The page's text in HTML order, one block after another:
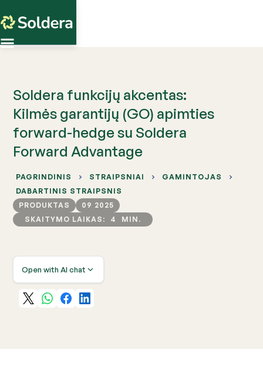
PAGRINDINIS STRAIPSNIAI
GAMINTOJAS
DABARTINIS STRAIPSNIS
PRODUKTAS
09 2025
SKAITYMO LAIKAS:
4 MIN.
Open with AI chat
Soldera funkcijų akcentas:
Kilmės garantijų (GO) apimties
forward-hedge su Soldera
Forward Advantage